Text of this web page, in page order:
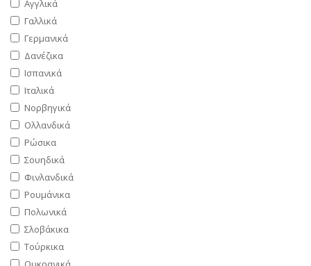
Αγγλικά
Γαλλικά
Γερμανικά
Δανέζικα
Ισπανικά
Ιταλικά
Νορβηγικά
Ολλανδικά
Ρώσικα
Σουηδικά
Φινλανδικά
Ρουμάνικα
Πολωνικά
Σλοβάκικα
Τούρκικα